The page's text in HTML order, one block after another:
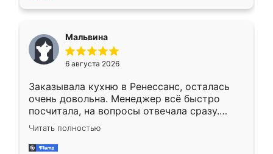
меньше, здесь же он более разнообразный.
Мне нравится ,если что-то потребуется из
мебели буду заказывать только здесь.
Мальвина
6 августа 2026
Заказывала кухню в Ренессанс, осталась
очень довольна. Менеджер всё быстро
посчитала, на вопросы отвечала сразу.
Замерщик приехал в субботу, подошёл к
делу со всей ответственностью. Собрали
за день, ребята работали аккуратно, даже
Читать полностью